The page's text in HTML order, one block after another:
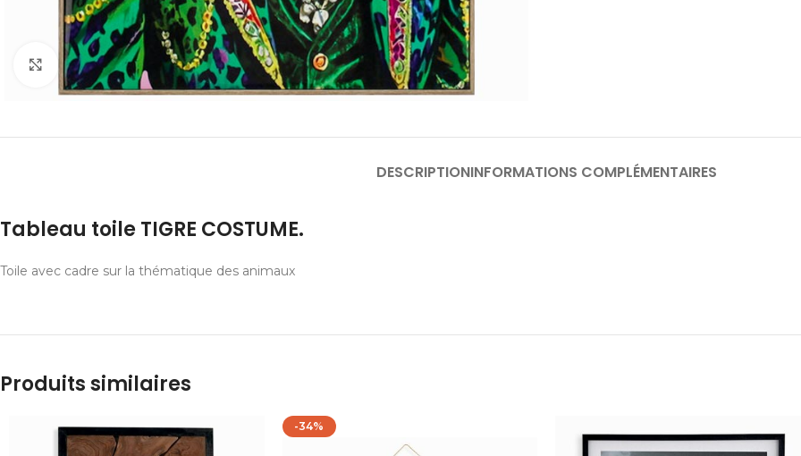
Cliquer pour agrandir
DESCRIPTIONINFORMATIONS COMPLÉMENTAIRES
Tableau toile TIGRE COSTUME.
Toile avec cadre sur la thématique des animaux
Produits similaires
-34%